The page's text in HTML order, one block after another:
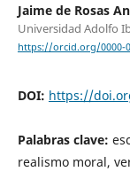
Jaime de Rosas
Universidad Adolfo
https://orcid.org/0000-
DOI: https://
Palabras clave:
realismo moral,